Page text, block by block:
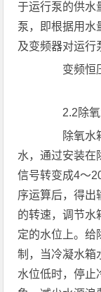
于运行泵的供水
泵，即根据用水
及变频器对运行
变频恒压
2.2除氧
除氧水箱
水，通过安装在
信号转变成4～
序运算后，得出
的转速，调节水
定的水位上。给
制，当冷凝水箱
水位低时，停止